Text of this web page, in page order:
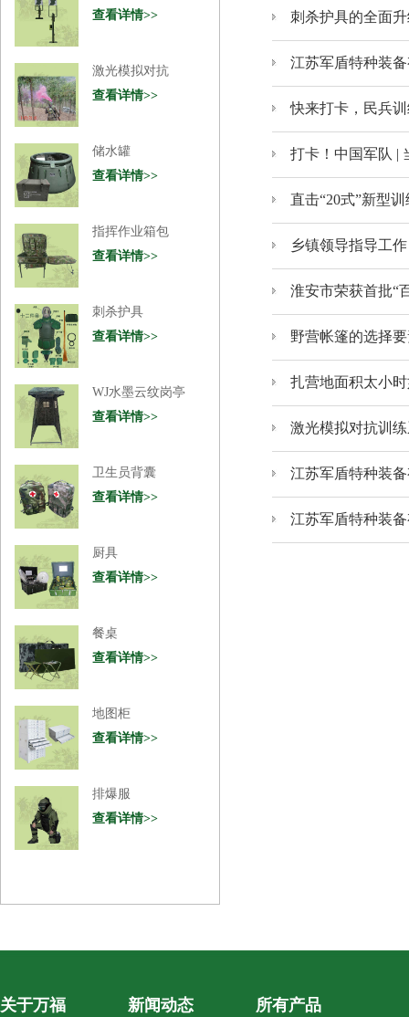
刺杀护具的全面
江苏军盾特种装
快来打卡，民兵
打卡！中国军队 |
直击“20式”新型
乡镇领导指导工作
淮安市荣获首批“
野营帐篷的选择
扎营地面积太小
激光模拟对抗训
江苏军盾特种装
江苏军盾特种装
关于万福 新闻动态 所有产品